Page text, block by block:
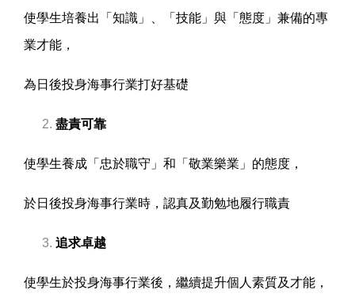
使學生培養出「知識」、「技能」與「態度」兼備的專
業才能，
為日後投身海事行業打好基礎
盡責可靠
使學生養成「忠於職守」和「敬業樂業」的態度，
於日後投身海事行業時，認真及勤勉地履行職責
追求卓越
使學生於投身海事行業後，繼續提升個人素質及才能，